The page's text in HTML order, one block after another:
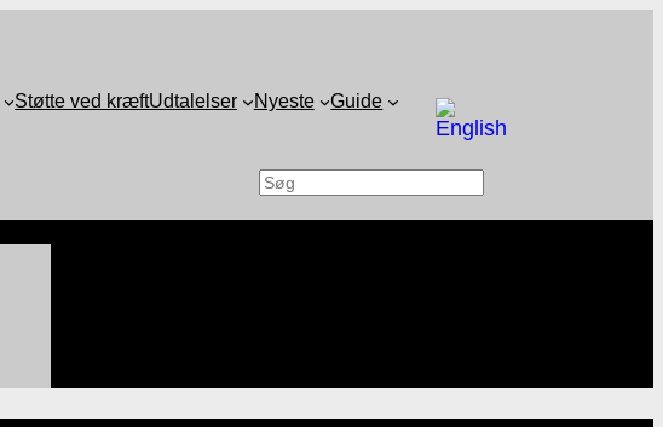
Støtte ved kræftUdtalelser Nyeste Guide
Søg